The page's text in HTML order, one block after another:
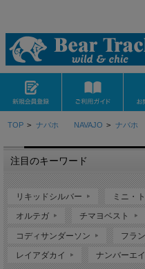
TOP > ナバホ NAVAJO > ナバホ
注目のキーワード
リキッドシルバー ミニ・
オルテガ チマヨベスト
コディサンダーソン フラ
レイアダカイ ナンバーエ